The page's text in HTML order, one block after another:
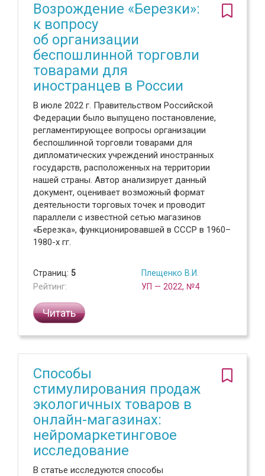
Возрождение «Березки»:
к вопросу
об организации
беспошлинной торговли
товарами для
иностранцев в России
В июле 2022 г. Правительством Российской
Федерации было выпущено постановление,
регламентирующее вопросы организации
беспошлинной торговли товарами для
дипломатических учреждений иностранных
государств, расположенных на территории
нашей страны. Автор анализирует данный
документ, оценивает возможный формат
деятельности торговых точек и проводит
параллели с известной сетью магазинов
«Березка», функционировавшей в СССР в 1960–
1980-х гг.
Страниц: 5
Рейтинг:
Плещенко В.И.
УП — 2022, №4
Читать
Способы
стимулирования продаж
экологичных товаров в
онлайн-магазинах:
нейромаркетинговое
исследование
В статье исследуются способы